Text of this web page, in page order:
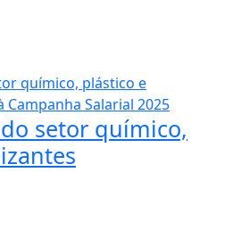
setor químico,